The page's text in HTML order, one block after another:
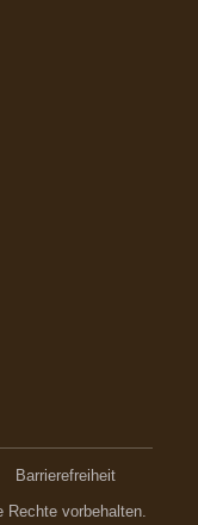
Barrierefreiheit
vorbehalten.